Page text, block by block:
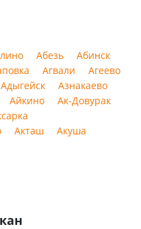
груз, чтобы
защиту данных и его
платить за
посылку из
Абезь
Абинск
Агвали
Агеево
Адыгейск
Азнакаево
Айкино
Ак-Довурак
Акташ
Акуша